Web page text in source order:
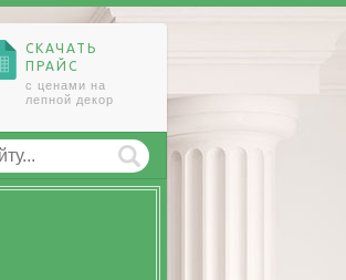
СКАЧАТЬ
ПРАЙС
с ценами на
лепной декор